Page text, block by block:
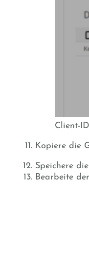
Client-
Kopiere die
Speichere
Bearbeite